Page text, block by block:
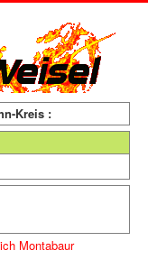
Kreis :